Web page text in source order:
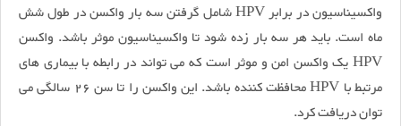
واکسیناسیون در برابر HPV شامل گرفتن سه بار واکسن در طول شش
ماه است. باید هر سه بار زده شود تا واکسیناسیون موثر باشد. واکسن
HPV یک واکسن امن و موثر است که می تواند در رابطه با بیماری های
مرتبط با HPV محافظت کننده باشد. این واکسن را تا سن 26 سالگی می
توان دریافت کرد.